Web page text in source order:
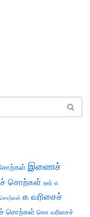
இணைச்
சொற்கள் ஊர் எ
சொற்கள் க வரிசைச்
சொற்கள் கொ வரிசைச்